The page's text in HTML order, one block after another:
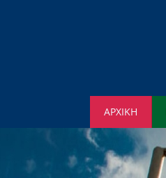
ΑΡΧΙΚΗ